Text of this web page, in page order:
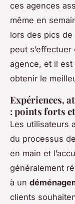
ces agences
même en
lors des pics de
peut
agence, et il est
obtenir le
Expériences,
: points forts
Les utilisateurs
du processus
en main et
généralement
à un
clients